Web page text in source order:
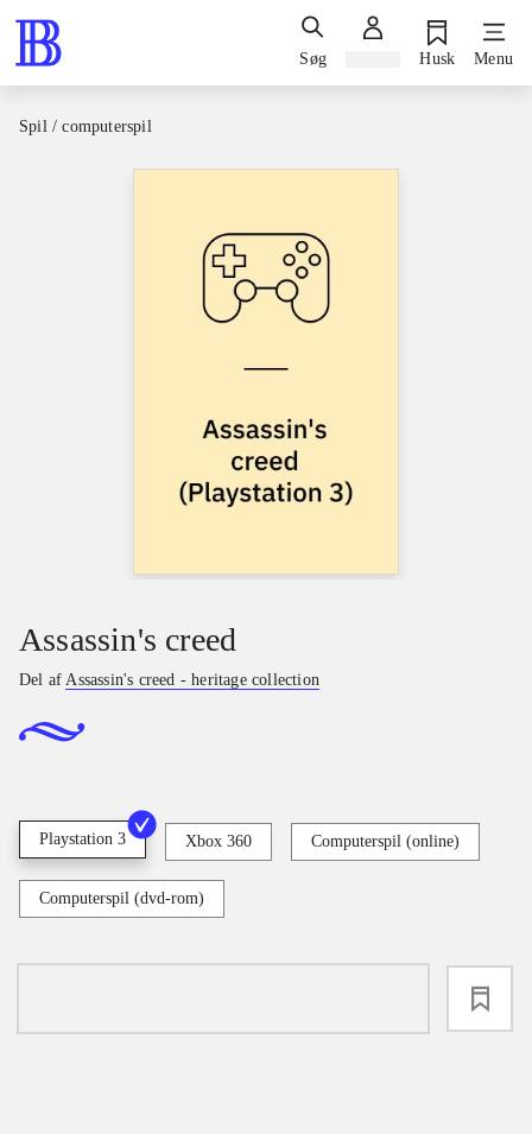
Søg Husk Menu
Spil / computerspil
Assassin's creed
Del afAssassin's creed - heritage collection
Playstation 3 Xbox 360 Computerspil (online)
Computerspil (dvd-rom)